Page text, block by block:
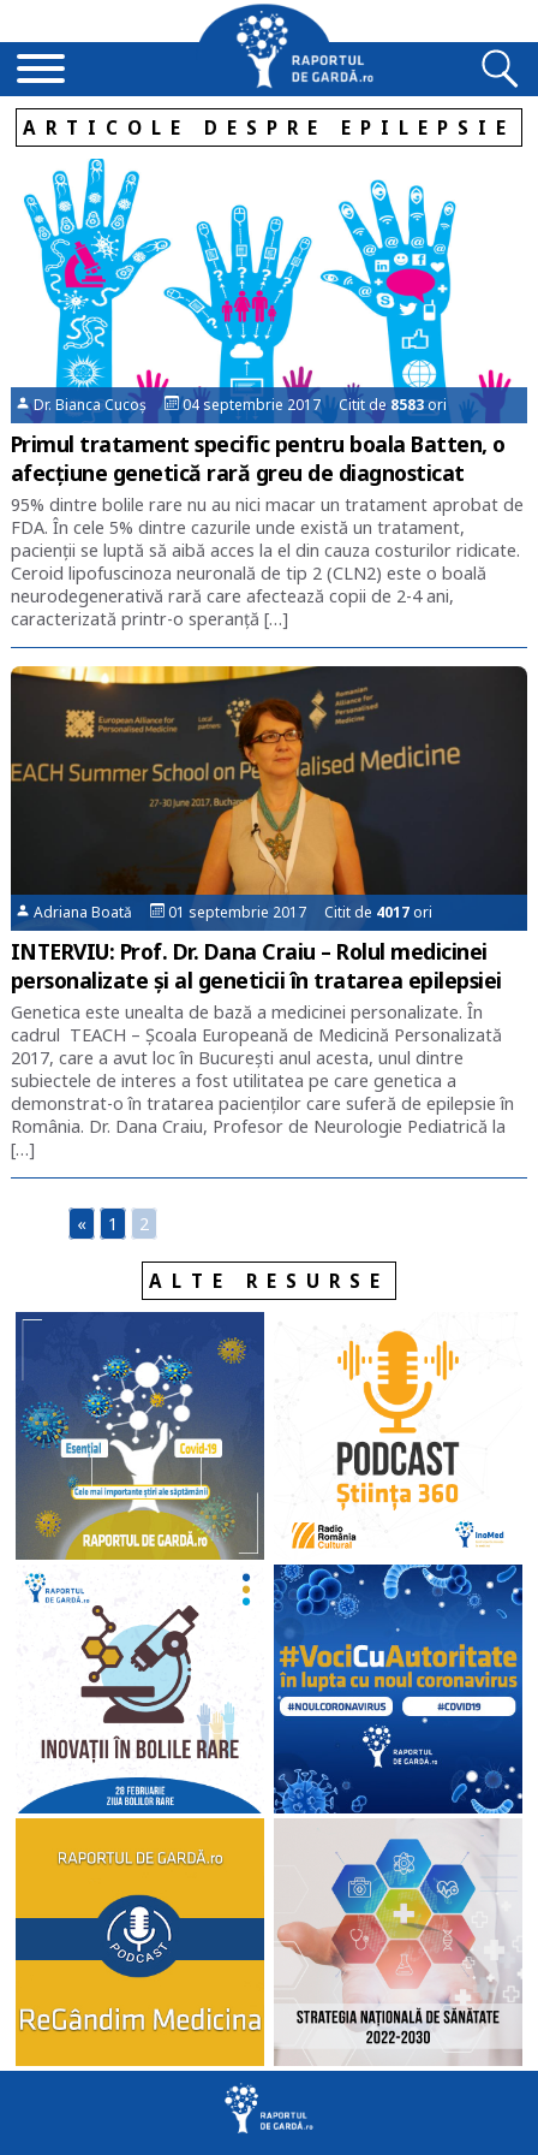
ARTICOLE DESPRE EPILEPSIE
Dr. Bianca Cucoș 04 septembrie 2017 Citit de 8583ori
Primul tratament specific pentru boala Batten, o
afecțiune genetică rară greu de diagnosticat
95% dintre bolile rare nu au nici macar un tratament aprobat de
FDA. În cele 5% dintre cazurile unde există un tratament,
pacienții se luptă să aibă acces la el din cauza costurilor ridicate.
Ceroid lipofuscinoza neuronală de tip 2 (CLN2) este o boală
neurodegenerativă rară care afectează copii de 2-4 ani,
caracterizată printr-o speranță […]
Adriana Boată 01 septembrie 2017 Citit de 4017ori
INTERVIU: Prof. Dr. Dana Craiu – Rolul medicinei
personalizate și al geneticii în tratarea epilepsiei
Genetica este unealta de bază a medicinei personalizate. În
cadrul TEACH – Școala Europeană de Medicină Personalizată
2017, care a avut loc în București anul acesta, unul dintre
subiectele de interes a fost utilitatea pe care genetica a
demonstrat-o în tratarea pacienților care suferă de epilepsie în
România. Dr. Dana Craiu, Profesor de Neurologie Pediatrică la
[…]
« 1 2
ALTE RESURSE